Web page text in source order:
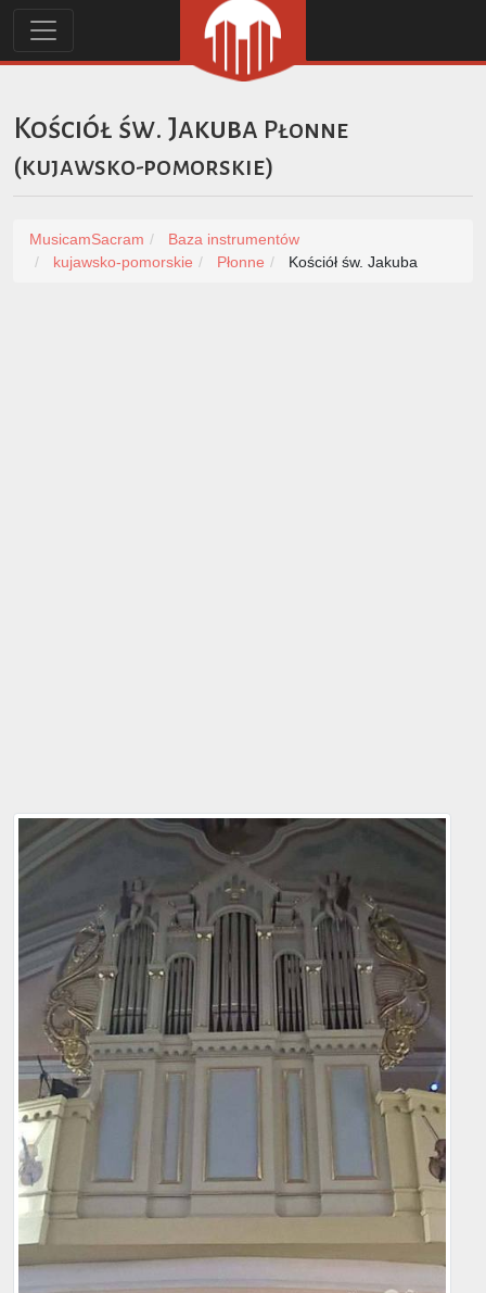
Kościół św. Jakuba Płonne
(kujawsko-pomorskie)
MusicamSacram
Baza instrumentów
kujawsko-pomorskie
Płonne Kościół św. Jakuba